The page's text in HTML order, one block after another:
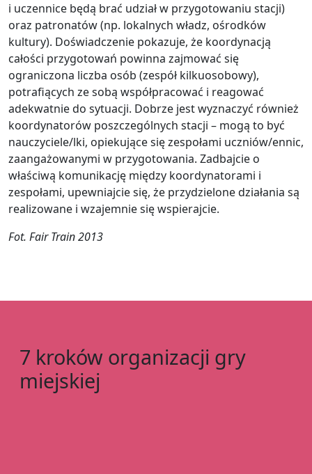
i uczennice będą brać udział w przygotowaniu stacji)
oraz patronatów (np. lokalnych władz, ośrodków
kultury). Doświadczenie pokazuje, że koordynacją
całości przygotowań powinna zajmować się
ograniczona liczba osób (zespół kilkuosobowy),
potrafiących ze sobą współpracować i reagować
adekwatnie do sytuacji. Dobrze jest wyznaczyć również
koordynatorów poszczególnych stacji – mogą to być
nauczyciele/lki, opiekujące się zespołami uczniów/ennic,
zaangażowanymi w przygotowania. Zadbajcie o
właściwą komunikację między koordynatorami i
zespołami, upewniajcie się, że przydzielone działania są
realizowane i wzajemnie się wspierajcie.
Fot. Fair Train 2013
7 kroków organizacji gry
miejskiej